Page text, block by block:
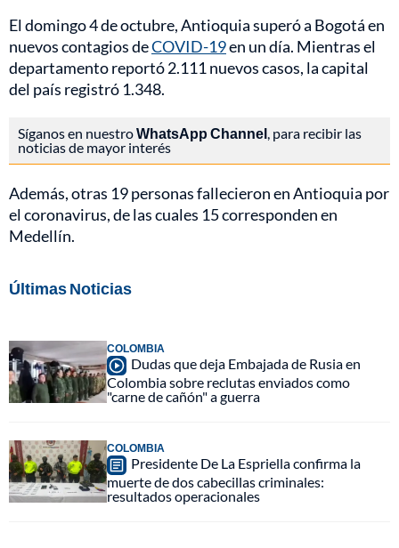
El domingo 4 de octubre, Antioquia superó a Bogotá en
nuevos contagios deCOVID-19en un día. Mientras el
departamento reportó 2.111 nuevos casos, la capital
del país registró 1.348.
Síganos en nuestroWhatsApp Channel , para recibir las
noticias de mayor interés
Además, otras 19 personas fallecieron en Antioquia por
el coronavirus, de las cuales 15 corresponden en
Medellín.
Últimas Noticias
COLOMBIA
Dudas que deja Embajada de Rusia en
Colombia sobre reclutas enviados como
"carne de cañón" a guerra
COLOMBIA
Presidente De La Espriella confirma la
muerte de dos cabecillas criminales:
resultados operacionales